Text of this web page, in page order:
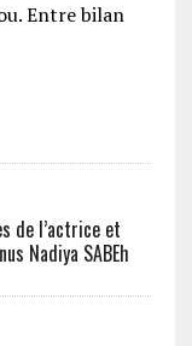
Entre bilan
de l’actrice et
Nadiya SABEh